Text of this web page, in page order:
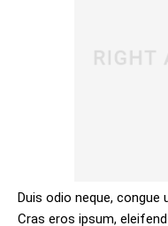
Duis odio neque, congue
Cras eros ipsum,